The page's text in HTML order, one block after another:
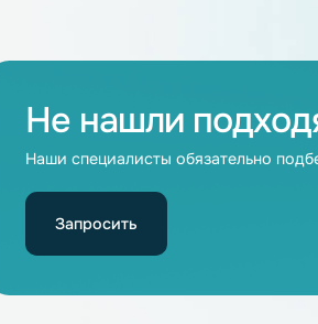
Аккумулятор Li-Pol 5000mAh 5A
3.7V
3.7
5